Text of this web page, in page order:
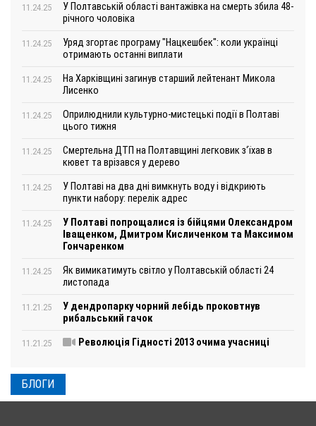
11.24.25
У Полтавській області вантажівка на смерть збила 48-
річного чоловіка
11.24.25
Уряд згортає програму "Нацкешбек": коли українці
отримають останні виплати
11.24.25
На Харківщині загинув старший лейтенант Микола
Лисенко
11.24.25
Оприлюднили культурно-мистецькі події в Полтаві
цього тижня
11.24.25
Смертельна ДТП на Полтавщині легковик з‘їхав в
кювет та врізався у дерево
11.24.25
У Полтаві на два дні вимкнуть воду і відкриють
пункти набору: перелік адрес
11.24.25
У Полтаві попрощалися із бійцями Олександром
Іващенком, Дмитром Кисличенком та Максимом
Гончаренком
11.24.25
Як вимикатимуть світло у Полтавській області 24
листопада
11.21.25
У дендропарку чорний лебідь проковтнув
рибальський гачок
11.21.25 Революція Гідності 2013 очима учасниці
БЛОГИ